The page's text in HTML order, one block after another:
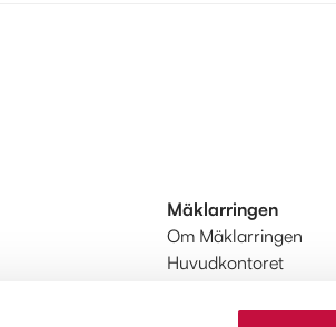
Mäklarringen
Om Mäklarringen
Huvudkontoret
Användarvillkor